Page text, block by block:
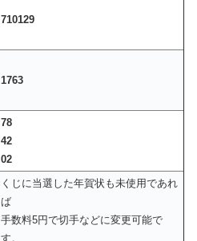
710129
1763
78
42
02
くじに当選した年賀状も未使用であれ
ば
手数料5円で切手などに変更可能で
す。